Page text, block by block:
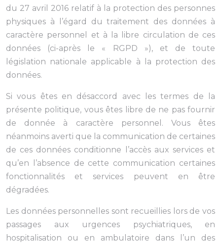
du 27 avril 2016 relatif à la protection des personnes
physiques à l’égard du traitement des données à
caractère personnel et à la libre circulation de ces
données (ci-après le « RGPD »), et de toute
législation nationale applicable à la protection des
données.
Si vous êtes en désaccord avec les termes de la
présente politique, vous êtes libre de ne pas fournir
de donnée à caractère personnel. Vous êtes
néanmoins averti que la communication de certaines
de ces données conditionne l’accès aux services et
qu’en l’absence de cette communication certaines
fonctionnalités et services peuvent en être
dégradées.
Les données personnelles sont recueillies lors de vos
passages aux urgences psychiatriques, en
hospitalisation ou en ambulatoire dans l’un des